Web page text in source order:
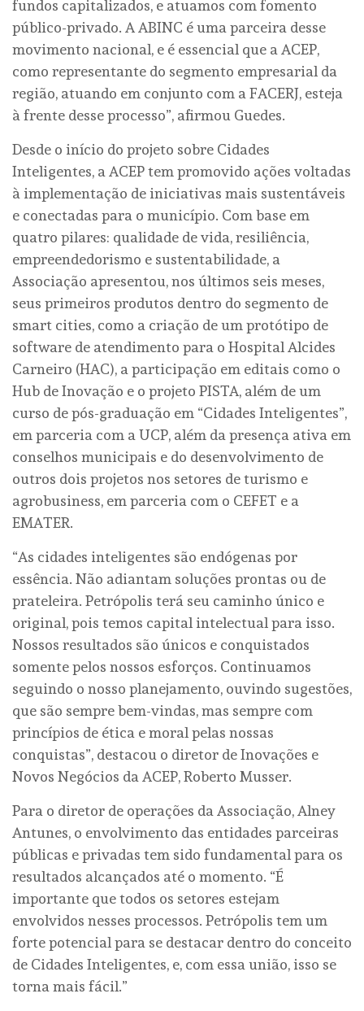
fundos capitalizados, e atuamos com fomento
público-privado. A ABINC é uma parceira desse
movimento nacional, e é essencial que a ACEP,
como representante do segmento empresarial da
região, atuando em conjunto com a FACERJ, esteja
à frente desse processo”, afirmou Guedes.
Desde o início do projeto sobre Cidades
Inteligentes, a ACEP tem promovido ações voltadas
à implementação de iniciativas mais sustentáveis
e conectadas para o município. Com base em
quatro pilares: qualidade de vida, resiliência,
empreendedorismo e sustentabilidade, a
Associação apresentou, nos últimos seis meses,
seus primeiros produtos dentro do segmento de
smart cities, como a criação de um protótipo de
software de atendimento para o Hospital Alcides
Carneiro (HAC), a participação em editais como o
Hub de Inovação e o projeto PISTA, além de um
curso de pós-graduação em “Cidades Inteligentes”,
em parceria com a UCP, além da presença ativa em
conselhos municipais e do desenvolvimento de
outros dois projetos nos setores de turismo e
agrobusiness, em parceria com o CEFET e a
EMATER.
“As cidades inteligentes são endógenas por
essência. Não adiantam soluções prontas ou de
prateleira. Petrópolis terá seu caminho único e
original, pois temos capital intelectual para isso.
Nossos resultados são únicos e conquistados
somente pelos nossos esforços. Continuamos
seguindo o nosso planejamento, ouvindo sugestões,
que são sempre bem-vindas, mas sempre com
princípios de ética e moral pelas nossas
conquistas”, destacou o diretor de Inovações e
Novos Negócios da ACEP, Roberto Musser.
Para o diretor de operações da Associação, Alney
Antunes, o envolvimento das entidades parceiras
públicas e privadas tem sido fundamental para os
resultados alcançados até o momento. “É
importante que todos os setores estejam
envolvidos nesses processos. Petrópolis tem um
forte potencial para se destacar dentro do conceito
de Cidades Inteligentes, e, com essa união, isso se
torna mais fácil.”